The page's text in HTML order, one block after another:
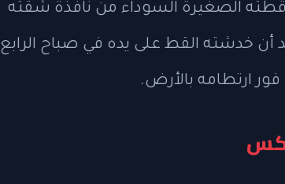
32 عامًا، متهم بإلقاء قطته الصغيرة السوداء من نافذة شقته
خدشته القط على يده في صباح الرابع
ارتطامه بالأرض.